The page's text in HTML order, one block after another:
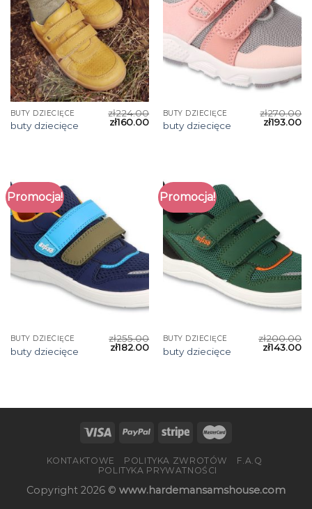
BUTY DZIECIĘCE
buty dziecięce
zł224.00
zł160.00
BUTY DZIECIĘCE
buty dziecięce
zł270.00
zł193.00
Promocja!
BUTY DZIECIĘCE
buty dziecięce
zł255.00
zł182.00
Promocja!
BUTY DZIECIĘCE
buty dziecięce
zł200.00
zł143.00
KONTAKTOWE POLITYKA ZWROTÓW
F.A.Q
POLITYKA PRYWATNOŚCI
Copyright 2026 © www.hardemansamshouse.com